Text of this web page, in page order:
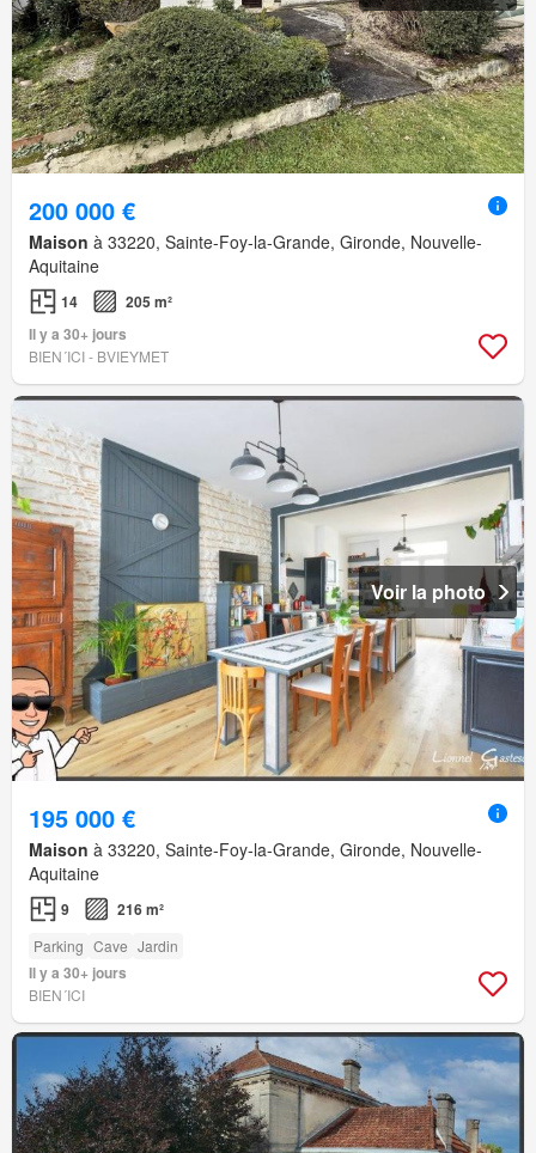
200 000 €
Maison à 33220, Sainte-Foy-la-Grande, Gironde, Nouvelle-
Aquitaine
14
205 m²
Il y a 30+ jours
BIEN´ICI - BVIEYMET
Voir la photo
195 000 €
Maison à 33220, Sainte-Foy-la-Grande, Gironde, Nouvelle-
Aquitaine
9 216 m²
Parking Cave Jardin
Il y a 30+ jours
BIEN´ICI